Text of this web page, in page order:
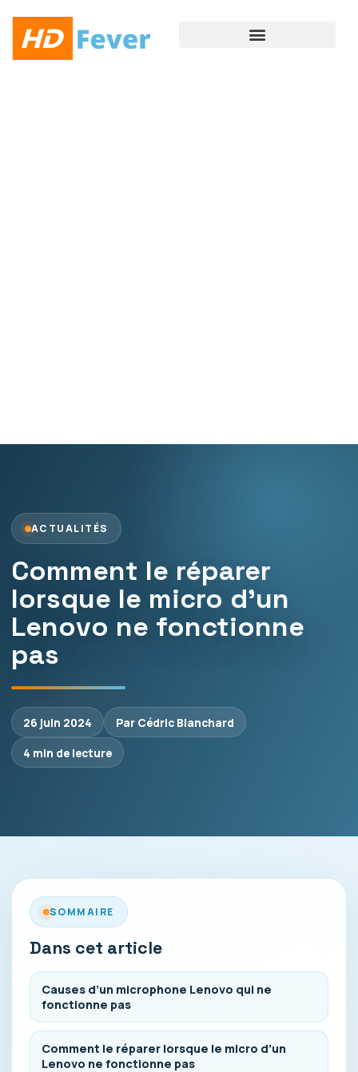
ACTUALITÉS
Comment le réparer
lorsque le micro d’un
Lenovo ne fonctionne
pas
26 juin 2024
Par Cédric Blanchard
4 min de lecture
SOMMAIRE
Dans cet article
Causes d’un microphone Lenovo qui ne
fonctionne pas
Comment le réparer lorsque le micro d’un
Lenovo ne fonctionne pas